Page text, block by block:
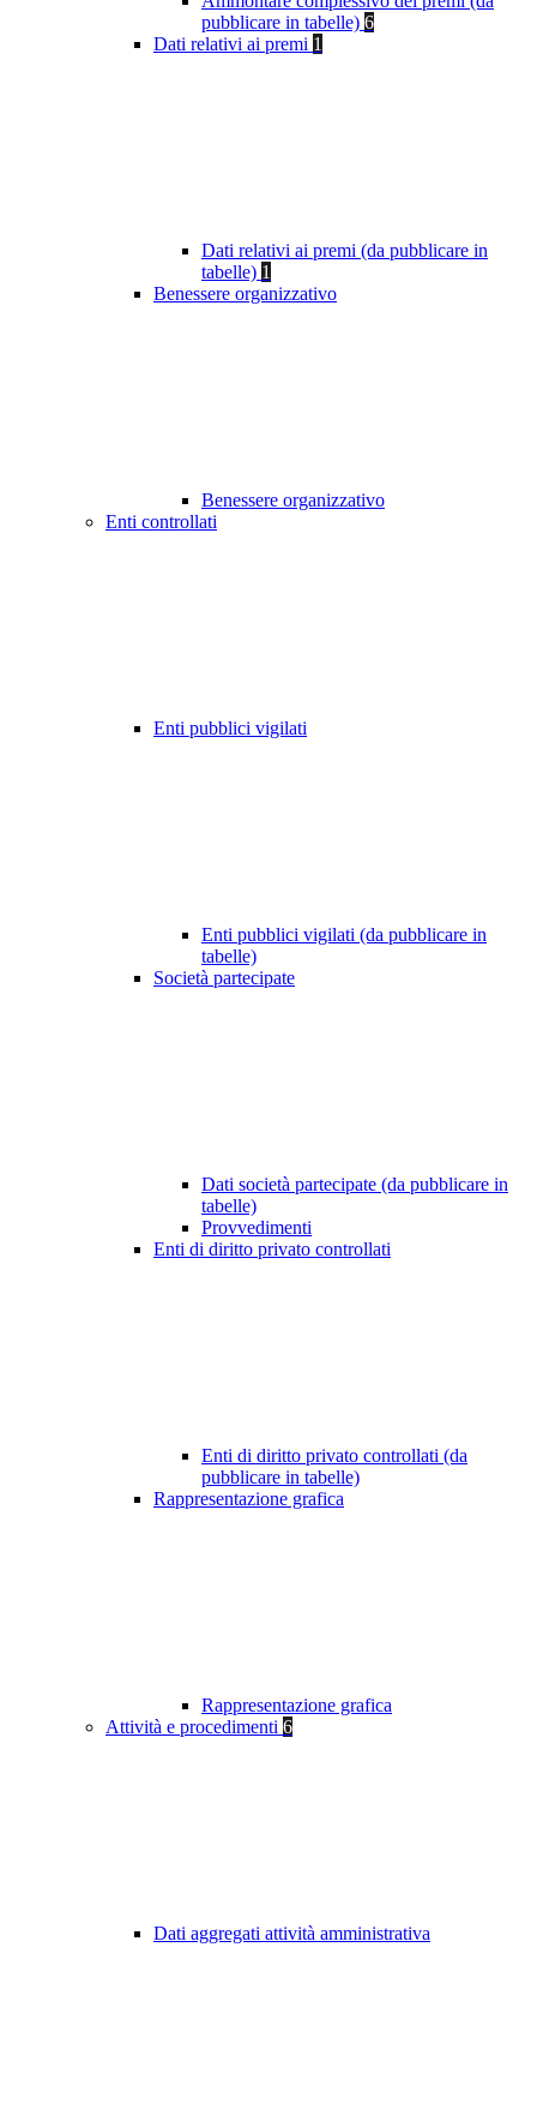
pubblicare in tabelle) 6
Dati relativi ai premi 1
Dati relativi ai premi (da pubblicare in
tabelle) 1
Benessere organizzativo
Benessere organizzativo
Enti controllati
Enti pubblici vigilati
Enti pubblici vigilati (da pubblicare in
tabelle)
Società partecipate
Dati società partecipate (da pubblicare in
tabelle)
Provvedimenti
Enti di diritto privato controllati
Enti di diritto privato controllati (da
pubblicare in tabelle)
Rappresentazione grafica
Rappresentazione grafica
Attività e procedimenti 6
Dati aggregati attività amministrativa